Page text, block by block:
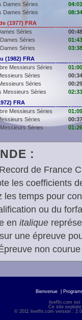
Dames Séries
Dames Séries
(1977) FRA
Séries
Séries
Séries
(1982) FRA
Messieurs Séries
Séries
Séries
Messieurs Séries
FRA
Messieurs Séries
Séries
Séries
:
Record de France
les coefficients
les temps pour
ou du
en italique
une épreuve
non
Bienvenue
liveffn.com est
Ce site
© 2011 liveffn.com version :